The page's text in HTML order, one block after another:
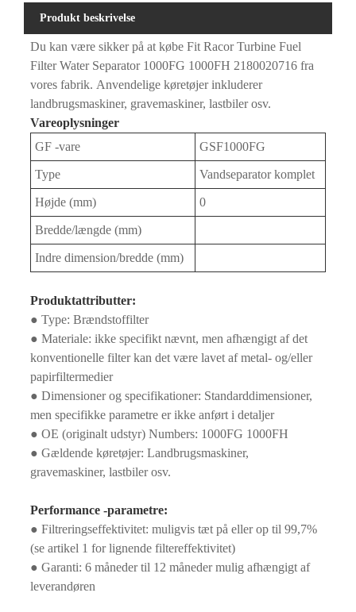
Produkt beskrivelse
Du kan være sikker på at købe Fit Racor Turbine Fuel
Filter Water Separator 1000FG 1000FH 2180020716 fra
vores fabrik. Anvendelige køretøjer inkluderer
landbrugsmaskiner, gravemaskiner, lastbiler osv.
Vareoplysninger
GF -vare
GSF1000FG
Type Vandseparator komplet
Højde (mm) 0
Bredde/længde (mm)
Indre dimension/bredde (mm)
Produktattributter:
● Type: Brændstoffilter
● Materiale: ikke specifikt nævnt, men afhængigt af det
konventionelle filter kan det være lavet af metal- og/eller
papirfiltermedier
● Dimensioner og specifikationer: Standarddimensioner,
men specifikke parametre er ikke anført i detaljer
● OE (originalt udstyr) Numbers: 1000FG 1000FH
● Gældende køretøjer: Landbrugsmaskiner,
gravemaskiner, lastbiler osv.
Performance -parametre:
● Filtreringseffektivitet: muligvis tæt på eller op til 99,7%
(se artikel 1 for lignende filtereffektivitet)
● Garanti: 6 måneder til 12 måneder mulig afhængigt af
leverandøren